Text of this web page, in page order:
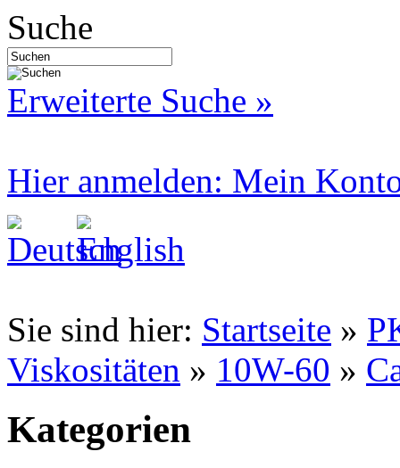
Suche
Erweiterte Suche »
Hier anmelden: Mein
Sie sind hier: Startseite »
Viskositäten » 10W-60 »
Kategorien